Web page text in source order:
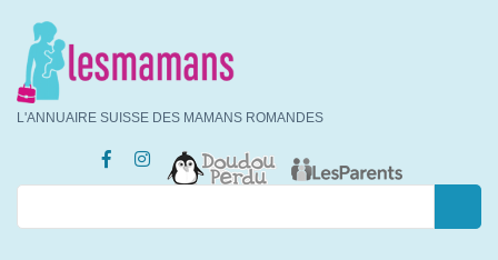
contenu
principal
L'ANNUAIRE SUISSE DES MAMANS ROMANDES
Rechercher